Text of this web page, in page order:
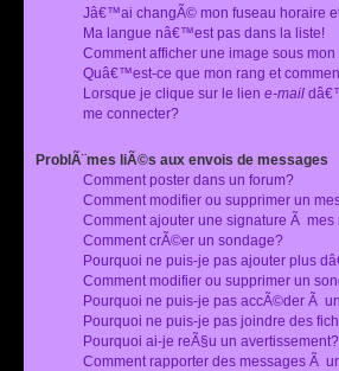
Jâ€™ai changÃ© mon fuseau horaire
Ma langue nâ€™est pas dans la liste!
Comment afficher une image sous mon
Quâ€™est-ce que mon rang et
Lorsque je clique sur le lien e-mail
me connecter?
ProblÃ¨mes liÃ©s aux envois de messages
Comment poster dans un forum?
Comment modifier ou supprimer un
Comment ajouter une signature Ã mes
Comment crÃ©er un sondage?
Pourquoi ne puis-je pas ajouter plus
Comment modifier ou supprimer un
Pourquoi ne puis-je pas accÃ©der Ã
Pourquoi ne puis-je pas joindre des
Pourquoi ai-je reÃ§u un avertissement?
Comment rapporter des messages Ã